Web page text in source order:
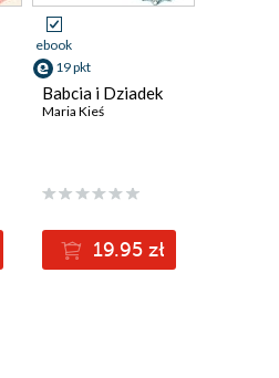
ebook
19 pkt
Babcia i Dziadek
Maria Kieś
19.95 zł